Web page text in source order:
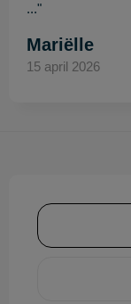
..."
Mariëlle
15 april 2026